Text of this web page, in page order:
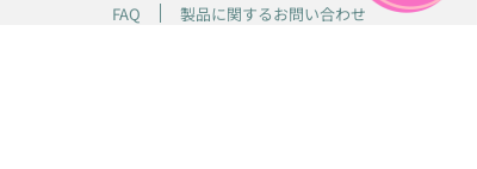
FAQ
製品に関するお問い合わせ